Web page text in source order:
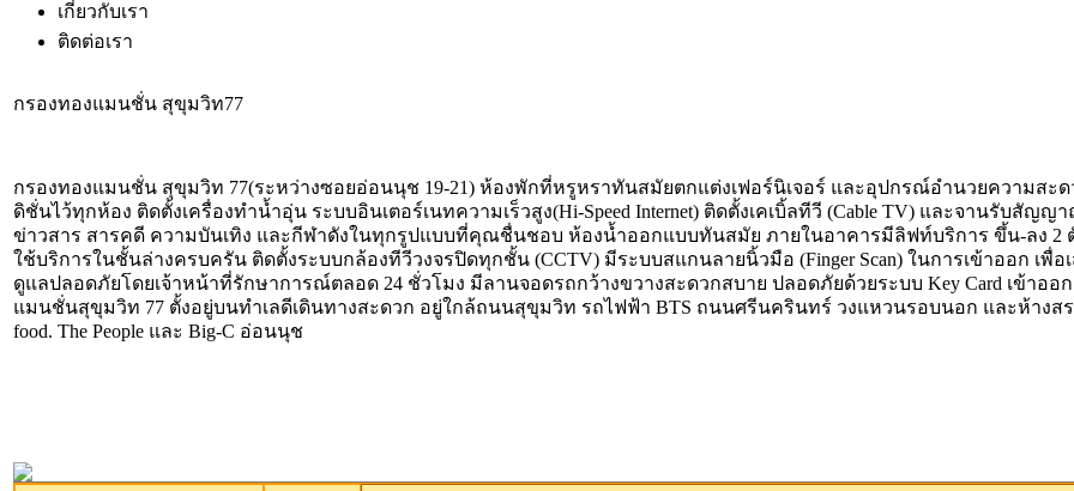
เกี่ยวกับเรา
ติดต่อเรา
กรองทองแมนชั่น สุขุมวิท77
กรองทองแมนชั่น สุขุมวิท 77(ระหว่างซอยอ่อนนุช 19-21) ห้องพักที่หรูหราทันสมัยตกแต่งเฟอร์นิเจอร์ และอุปกรณ์อำนวยความสะ
ดิชั่นไว้ทุกห้อง ติดตั้งเครื่องทำน้ำอุ่น ระบบอินเตอร์เนทความเร็วสูง(Hi-Speed Internet) ติดตั้งเคเบิ้ลทีวี (Cable TV) และจานรับสัญ
ข่าวสาร สารคดี ความบันเทิง และกีฬาดังในทุกรูปแบบที่คุณชื่นชอบ ห้องน้ำออกแบบทันสมัย ภายในอาคารมีลิฟท์บริการ ขึ้น-ลง 2
ใช้บริการในชั้นล่างครบครัน ติดตั้งระบบกล้องทีวีวงจรปิดทุกชั้น (CCTV) มีระบบสแกนลายนิ้วมือ (Finger Scan) ในการเข้าออก เพื่
ดูแลปลอดภัยโดยเจ้าหน้าที่รักษาการณ์ตลอด 24 ชั่วโมง มีลานจอดรถกว้างขวางสะดวกสบาย ปลอดภัยด้วยระบบ Key Card เข้าออ
แมนชั่นสุขุมวิท 77 ตั้งอยู่บนทำเลดีเดินทางสะดวก อยู่ใกล้ถนนสุขุมวิท รถไฟฟ้า BTS ถนนศรีนครินทร์ วงแหวนรอบนอก และห้างส
food. The People และ Big-C อ่อนนุช